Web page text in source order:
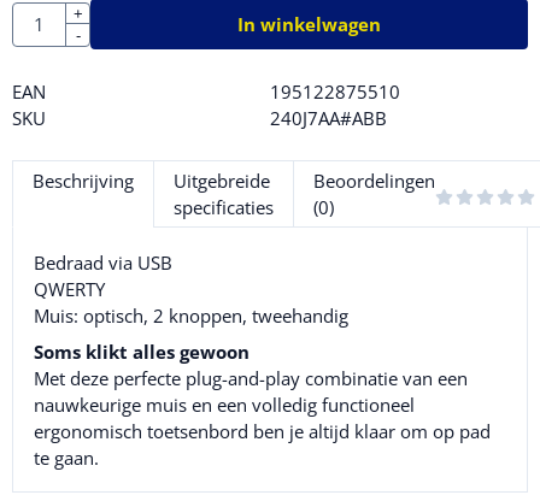
Aantal
+
-
In winkelwagen
EAN
195122875510
SKU
240J7AA#ABB
Beschrijving
Uitgebreide
specificaties
Beoordelingen
(0)
Bedraad via USB
QWERTY
Muis: optisch, 2 knoppen, tweehandig
Soms klikt alles gewoon
Met deze perfecte plug-and-play combinatie van een
nauwkeurige muis en een volledig functioneel
ergonomisch toetsenbord ben je altijd klaar om op pad
te gaan.